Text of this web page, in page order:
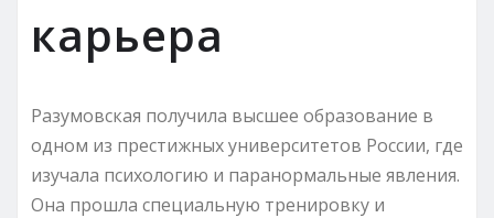
карьера
Разумовская получила высшее образование в
одном из престижных университетов России, где
изучала психологию и паранормальные явления.
Она прошла специальную тренировку и